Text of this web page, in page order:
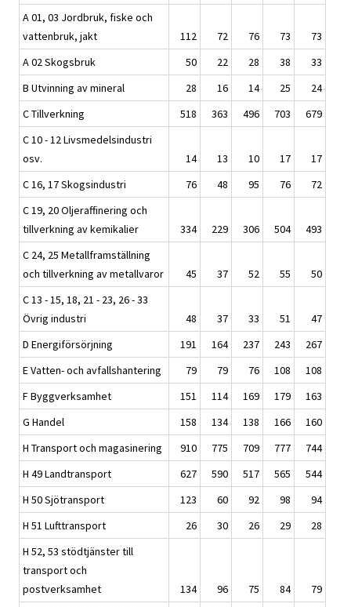
A 01, 03 Jordbruk, fiske och
vattenbruk, jakt
112 72 76 73
73
A 02 Skogsbruk
50 22 28 38
33
B Utvinning av mineral
28 16 14 25
24
C Tillverkning
518 363 496 703
679
C 10 - 12 Livsmedelsindustri
osv.
14 13 10 17
17
C 16, 17 Skogsindustri
76 48 95 76
72
C 19, 20 Oljeraffinering och
tillverkning av kemikalier
334 229 306 504
493
C 24, 25 Metallframställning
och tillverkning av metallvaror
45 37 52 55
50
C 13 - 15, 18, 21 - 23, 26 - 33
Övrig industri
48 37 33 51
47
D Energiförsörjning
191 164 237 243
267
E Vatten- och avfallshantering
79 79 76 108
108
F Byggverksamhet
151 114 169 179
163
G Handel
158 134 138 166
160
H Transport och magasinering
910 775 709 777
744
H 49 Landtransport
627 590 517 565
544
H 50 Sjötransport
123 60 92 98
94
H 51 Lufttransport
26 30 26 29
28
H 52, 53 stödtjänster till
transport och
postverksamhet
134 96 75 84
79